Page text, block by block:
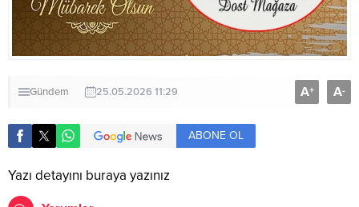
Gündem 25.05.2026 11:29 A+ A-
ABONE OL
Yazı detayını buraya yazınız